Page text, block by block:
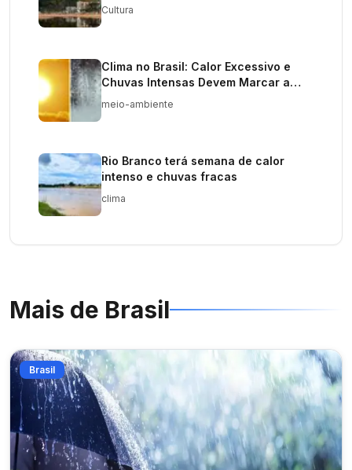
Cultura
Clima no Brasil: Calor Excessivo e
Chuvas Intensas Devem Marcar a
Semana
meio-ambiente
Rio Branco terá semana de calor
intenso e chuvas fracas
clima
Mais de Brasil
Brasil